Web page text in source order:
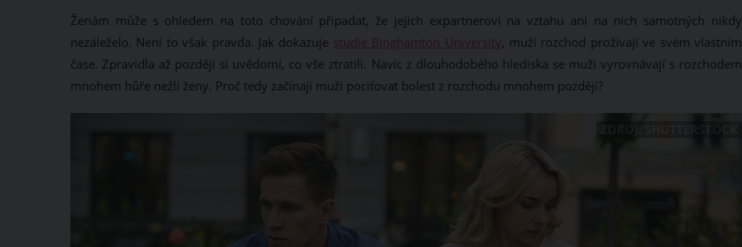
Ženám může s ohledem na toto chování připadat, že jejich expartnerovi na vztahu ani na nich samotných nikdy
nezáleželo. Není to však pravda. Jak dokazuje studie Binghamton University, muži rozchod prožívají ve svém vlastním
čase. Zpravidla až později si uvědomí, co vše ztratili. Navíc z dlouhodobého hlediska se muži vyrovnávají s rozchodem
mnohem hůře nežli ženy. Proč tedy začínají muži pociťovat bolest z rozchodu mnohem později?